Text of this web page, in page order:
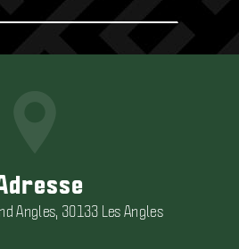
Angles, 30133 Les Angles